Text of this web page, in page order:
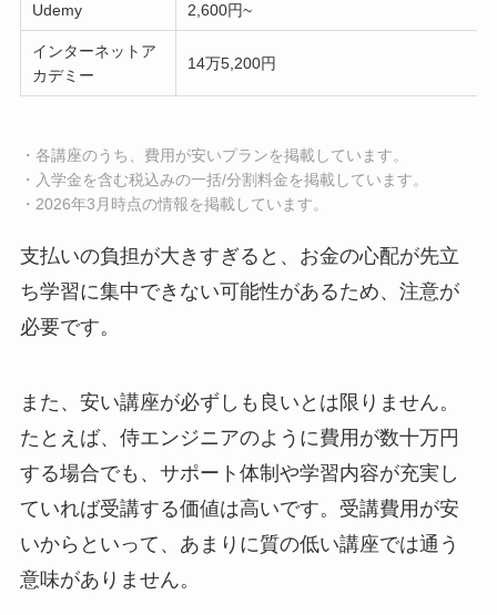
Udemy 2,600円~
インターネットア
カデミー
14万5,200円
・各講座のうち、費用が安いプランを掲載しています。
・入学金を含む税込みの一括/分割料金を掲載しています。
・2026年3月時点の情報を掲載しています。
支払いの負担が大きすぎると、お金の心配が先立
ち学習に集中できない可能性があるため、注意が
必要です。
また、安い講座が必ずしも良いとは限りません。
たとえば、侍エンジニアのように費用が数十万円
する場合でも、サポート体制や学習内容が充実し
ていれば受講する価値は高いです。受講費用が安
いからといって、あまりに質の低い講座では通う
意味がありません。